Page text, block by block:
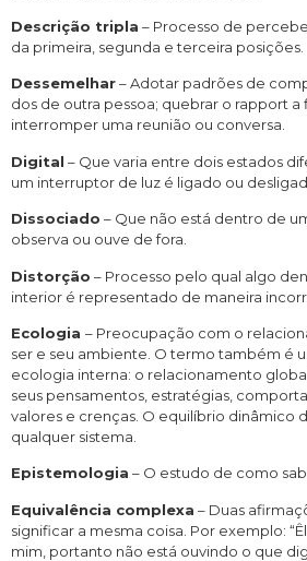
Descrição tripla – Processo de
da primeira, segunda e terceira posições.
Dessemelhar– Adotar padrões de
dos de outra pessoa; quebrar o rapport
interromper uma reunião ou conversa.
Digital – Que varia entre dois estados
um interruptor de luz é ligado ou
Dissociado – Que não está dentro de
observa ou ouve de fora.
Distorção – Processo pelo qual algo
interior é representado de maneira
Ecologia – Preocupação com o
ser e seu ambiente. O termo também é
ecologia interna: o relacionamento
seus pensamentos, estratégias,
valores e crenças. O equilíbrio dinâmico
qualquer sistema.
Epistemologia – O estudo de como
Equivalência complexa – Duas
significar a mesma coisa. Por exemplo:
mim, portanto não está ouvindo o que